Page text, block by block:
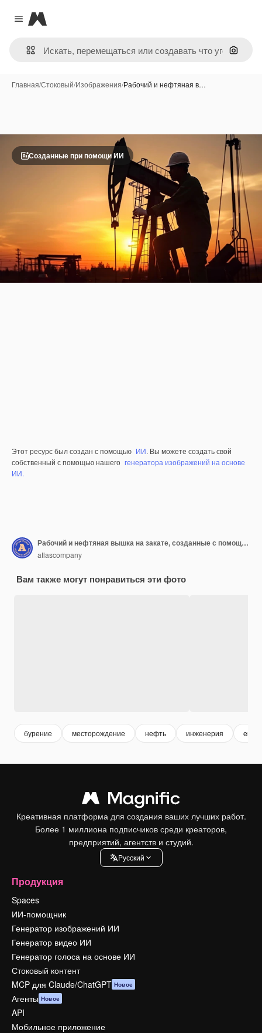
Close menu
Magnific
Поиск
Главная/Стоковый/Изображения/Рабочий и нефтяная в…
Созданные при помощи ИИ
Этот ресурс был создан с помощью ИИ. Вы можете создать свой
собственный с помощью нашего генератора изображений на основе
ИИ.
Рабочий и нефтяная вышка на закате, созданные с помощью технологии генеративного ИИ
atlascompany
Вам также могут понравиться эти фото
бурение месторождение нефть инженерия
Креативная платформа для создания ваших лучших работ.
Более 1 миллиона подписчиков среди креаторов,
предприятий, агентств и студий.
Pусский
Продукция
Spaces
ИИ-помощник
Генератор изображений ИИ
Генератор видео ИИ
Генератор голоса на основе ИИ
Стоковый контент
MCP для Claude/ChatGPT Новое
Агенты Новое
API
Мобильное приложение